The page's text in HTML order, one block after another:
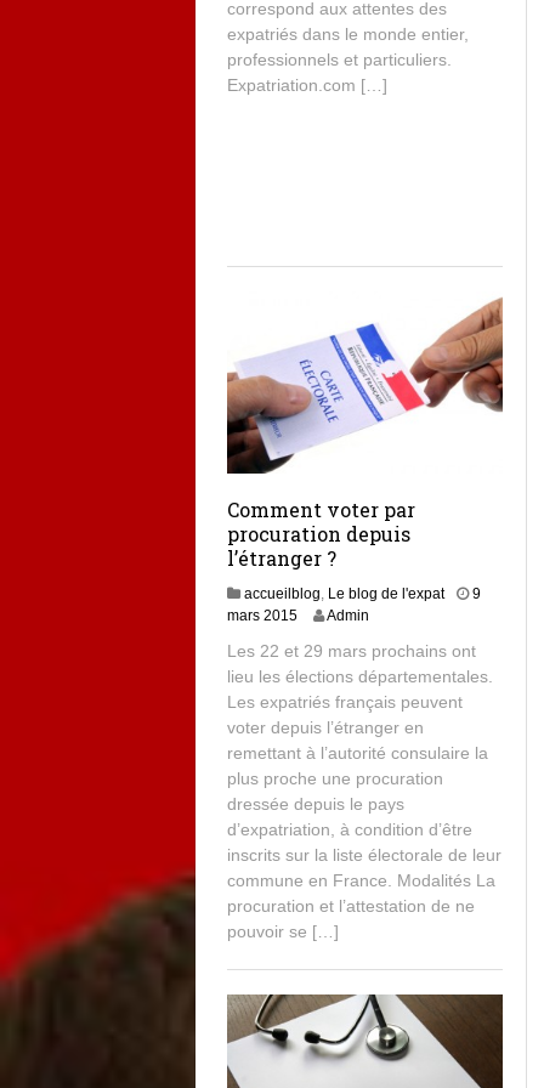
correspond aux attentes des
expatriés dans le monde entier,
professionnels et particuliers.
Expatriation.com […]
Comment voter par
procuration depuis
l’étranger ?
accueilblog, Le blog de l'expat
9
mars 2015
Admin
Les 22 et 29 mars prochains ont
lieu les élections départementales.
Les expatriés français peuvent
voter depuis l’étranger en
remettant à l’autorité consulaire la
plus proche une procuration
dressée depuis le pays
d’expatriation, à condition d’être
inscrits sur la liste électorale de leur
commune en France. Modalités La
procuration et l’attestation de ne
pouvoir se […]